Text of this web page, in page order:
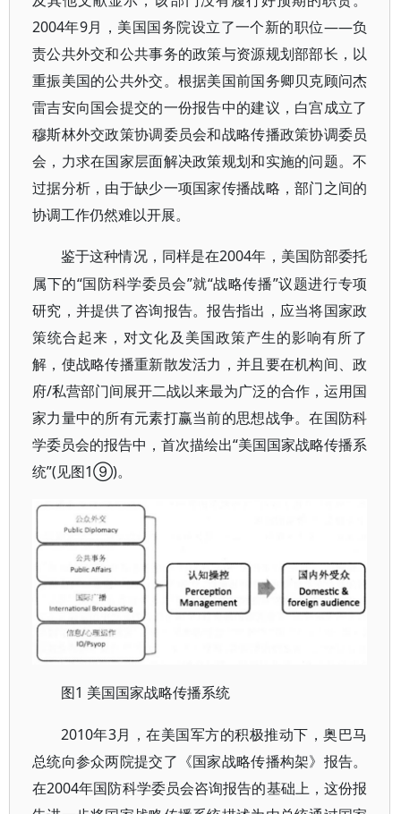
2004年9月，美国国务院设立了一个新的职位——负
责公共外交和公共事务的政策与资源规划部部长，以
重振美国的公共外交。根据美国前国务卿贝克顾问杰
雷吉安向国会提交的一份报告中的建议，白宫成立了
穆斯林外交政策协调委员会和战略传播政策协调委员
会，力求在国家层面解决政策规划和实施的问题。不
过据分析，由于缺少一项国家传播战略，部门之间的
协调工作仍然难以开展。
鉴于这种情况，同样是在2004年，美国防部委托
属下的“国防科学委员会”就“战略传播”议题进行专项
研究，并提供了咨询报告。报告指出，应当将国家政
策统合起来，对文化及美国政策产生的影响有所了
解，使战略传播重新散发活力，并且要在机构间、政
府/私营部门间展开二战以来最为广泛的合作，运用国
家力量中的所有元素打赢当前的思想战争。在国防科
学委员会的报告中，首次描绘出“美国国家战略传播系
统”(见图1⑨)。
图 1 美国国家战略传播系统
2010年3月，在美国军方的积极推动下，奥巴马
总统向参众两院提交了《国家战略传播构架》报告。
在2004年国防科学委员会咨询报告的基础上，这份报